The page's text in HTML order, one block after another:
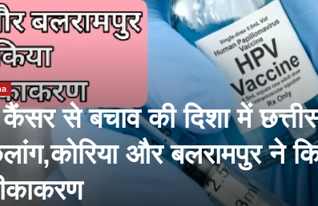
से बचाव की दिशा में
और बलरामपुर ने